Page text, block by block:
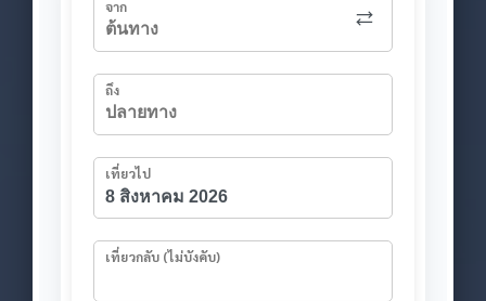
จาก
ถึง
เที่ยวไป
เที่ยวกลับ (ไม่บังคับ)